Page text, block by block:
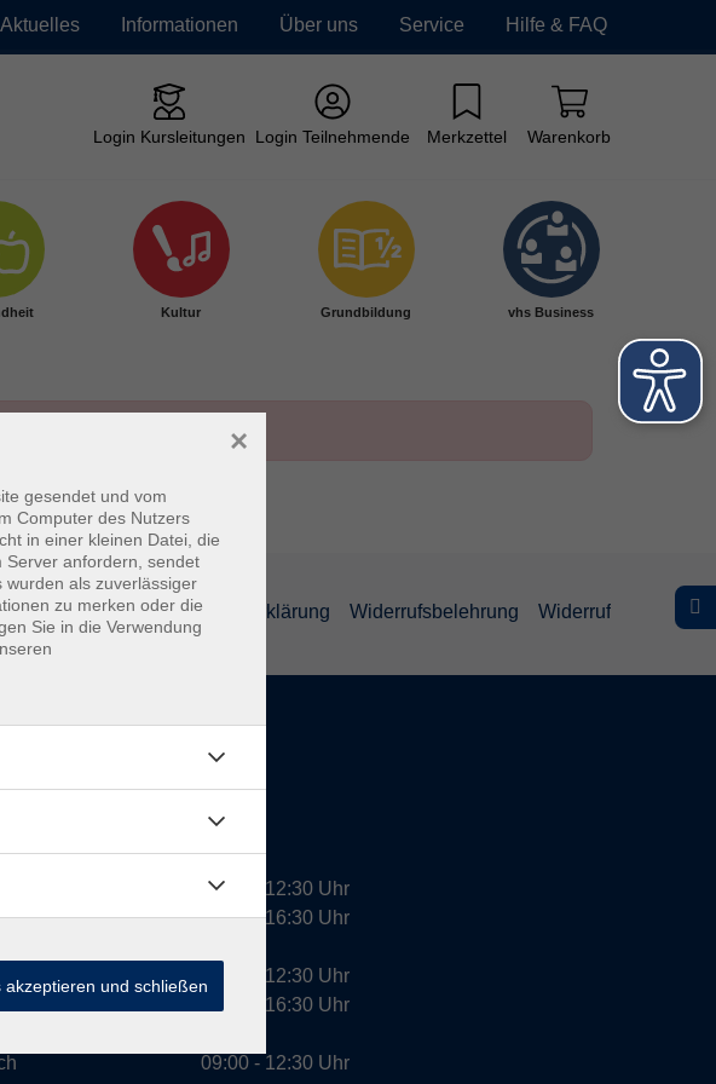
Aktuelles Informationen Über uns Service Hilfe & FAQ
Login Kursleitungen Login Teilnehmende Merkzettel Warenkorb
Kultur Grundbildung vhs Business
Barrierefreiheitserklärung Widerrufsbelehrung Widerruf
09:00 - 12:30 Uhr
13:00 - 16:30 Uhr
10:00 - 12:30 Uhr
13:00 - 16:30 Uhr
09:00 - 12:30 Uhr
gesendet und vom
Computer des Nutzers
in einer kleinen Datei, die
Server anfordern, sendet
wurden als zuverlässiger
zu merken oder die
Sie in die Verwendung
×
akzeptieren und schließen